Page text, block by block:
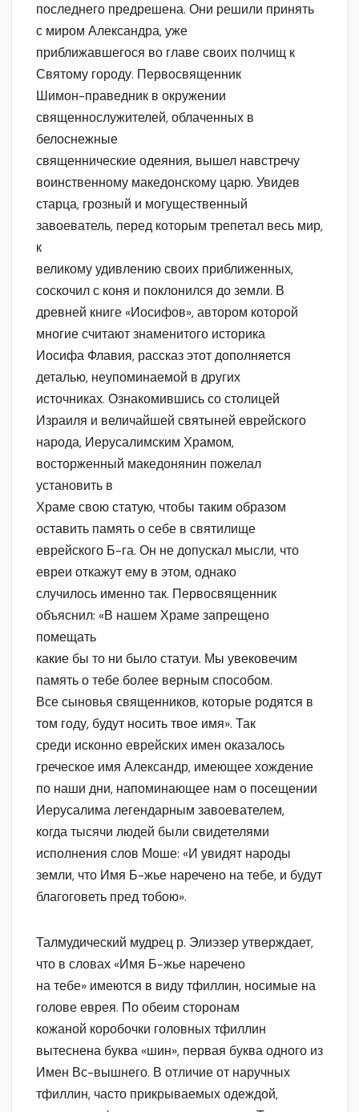
последнего предрешена. Они решили принять
с миром Александра, уже
приближавшегося во главе своих полчищ к
Святому городу. Первосвященник
Шимон-праведник в окружении
священнослужителей, облаченных в
белоснежные
священнические одеяния, вышел навстречу
воинственному македонскому царю. Увидев
старца, грозный и могущественный
завоеватель, перед которым трепетал весь мир,
к
великому удивлению своих приближенных,
соскочил с коня и поклонился до земли. В
древней книге «Иосифов», автором которой
многие считают знаменитого историка
Иосифа Флавия, рассказ этот дополняется
деталью, неупоминаемой в других
источниках. Ознакомившись со столицей
Израиля и величайшей святыней еврейского
народа, Иерусалимским Храмом,
восторженный македонянин пожелал
установить в
Храме свою статую, чтобы таким образом
оставить память о себе в святилище
еврейского Б-га. Он не допускал мысли, что
евреи откажут ему в этом, однако
случилось именно так. Первосвященник
объяснил: «В нашем Храме запрещено
помещать
какие бы то ни было статуи. Мы увековечим
память о тебе более верным способом.
Все сыновья священников, которые родятся в
том году, будут носить твое имя». Так
среди исконно еврейских имен оказалось
греческое имя Александр, имеющее хождение
по наши дни, напоминающее нам о посещении
Иерусалима легендарным завоевателем,
когда тысячи людей были свидетелями
исполнения слов Моше: «И увидят народы
земли, что Имя Б-жье наречено на тебе, и будут
благоговеть пред тобою».
Талмудический мудрец р. Элиэзер утверждает,
что в словах «Имя Б-жье наречено
на тебе» имеются в виду тфиллин, носимые на
голове еврея. По обеим сторонам
кожаной коробочки головных тфиллин
вытеснена буква «шин», первая буква одного из
Имен Вс-вышнего. В отличие от наручных
тфиллин, часто прикрываемых одеждой,